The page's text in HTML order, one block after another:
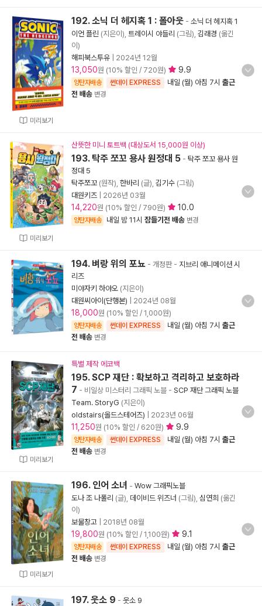
미리보기
192. 소닉 더 헤지혹 1 : 폴아웃 - 소닉 더 헤지혹 1
이언 플린 (지은이), 트레이시 야들리 (그림), 김래경 (옮긴
이)
해피북스투유
2024년 12월
13,050원 (10% 할인 / 720원) 9.9
양탄자배송 썬데이 EXPRESS 내일 (월) 아침 7시 출근
전 배송 변경
미리보기
산뜻한 미니 토트백 (대상도서 15,000원 이상)
193. 탁주 쪼꼬 용사 원정대 5 - 탁주 쪼꼬 용사 원
정대 5
탁주쪼꼬 (원작), 한바리 (글), 김기수 (그림)
대원키즈
2026년 03월
14,220원 (10% 할인 / 790원) 10.0
양탄자배송 내일 밤 11시 잠들기전 배송 변경
194. 벼랑 위의 포뇨 - 개정판- 지브리 애니메이션 시
리즈
미야자키 하야오 (지은이)
대원씨아이(단행본)
2024년 08월
18,000원 (10% 할인 / 1,000원)
양탄자배송 썬데이 EXPRESS 내일 (월) 아침 7시 출근
전 배송 변경
미리보기
특별 제작 에코백
195. SCP 재단 : 확보하고 격리하고 보호하라
7 - 비일상 미스터리 그래픽 노블 - SCP 재단 그래픽 노블
Team. StoryG (지은이)
oldstairs(올드스테어즈)
2023년 06월
11,250원 (10% 할인 / 620원) 9.9
양탄자배송 썬데이 EXPRESS 내일 (월) 아침 7시 출근
전 배송 변경
미리보기
196. 인어 소녀 - Wow 그래픽노블
도나 조 나폴리 (글), 데이비드 위즈너 (그림), 심연희 (옮긴
이)
보물창고
2018년 08월
19,800원 (10% 할인 / 1,100원) 9.1
양탄자배송 썬데이 EXPRESS 내일 (월) 아침 7시 출근
전 배송 변경
197. 웃소 9 - 웃소 9